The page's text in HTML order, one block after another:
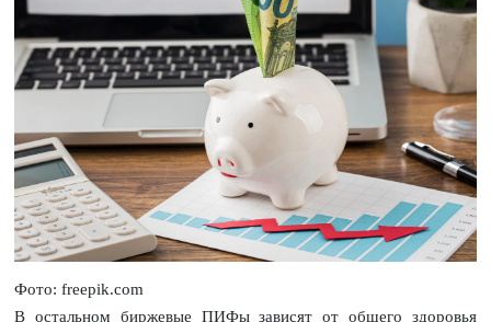
Фото: freepik.com
В остальном биржевые ПИФы зависят от общего здоровья